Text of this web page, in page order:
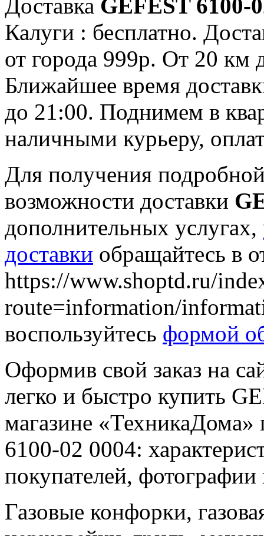
Доставка GEFEST 6100-
Калуги : бесплатно.
от города 999р. От 20 км
Ближайшее время
до 21:00. Поднимем в
наличными курьеру,
Для получения
возможности доставки
дополнительных услугах,
доставки обращайтесь в
https://www.shoptd.ru/
route=information/
воспользуйтесь формой
Оформив свой заказ на
легко и быстро купить
магазине
6100-02 0004:
покупателей,
Газовые конфорки,